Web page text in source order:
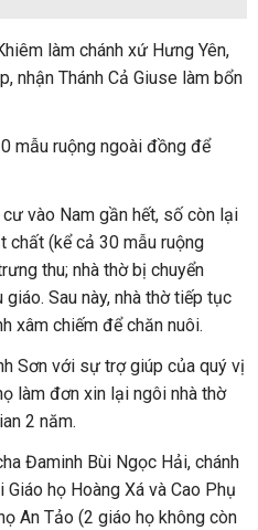
làm chánh xứ Hưng Yên,
nhận Thánh Cả Giuse làm bổn
mẫu ruộng ngoài đồng để
vào Nam gần hết, số còn lại
chất (kể cả 30 mẫu ruộng
thu; nhà thờ bị chuyển
Sau này, nhà thờ tiếp tục
xâm chiếm để chăn nuôi.
Sơn với sự trợ giúp của quý vị
làm đơn xin lại ngôi nhà thờ
2 năm.
Đaminh Bùi Ngọc Hải, chánh
họ Hoàng Xá và Cao Phụ
An Tảo (2 giáo họ không còn